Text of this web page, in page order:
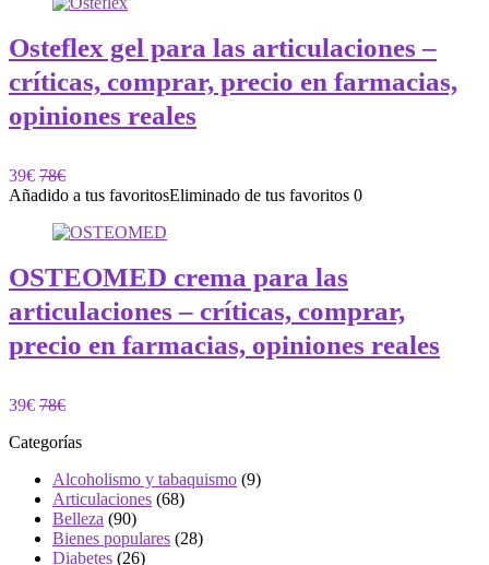
Osteflex gel para las articulaciones –
críticas, comprar, precio en farmacias,
opiniones reales
39€ 78€
Añadido a tus favoritosEliminado de tus favoritos 0
OSTEOMED crema para las
articulaciones – críticas, comprar,
precio en farmacias, opiniones reales
39€ 78€
Categorías
Alcoholismo y tabaquismo (9)
Articulaciones (68)
Belleza (90)
Bienes populares (28)
Diabetes (26)